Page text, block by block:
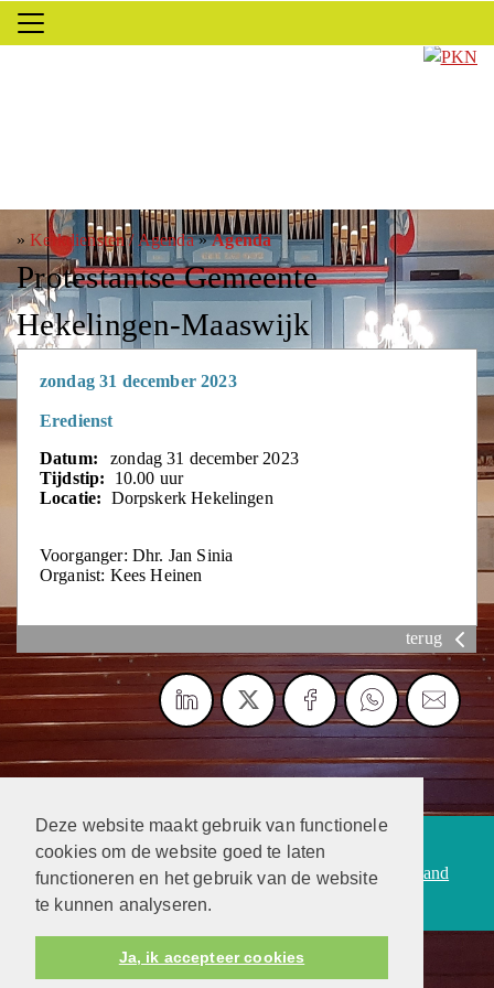
Deze website maakt gebruik van functionele
cookies om de website goed te laten
functioneren en het gebruik van de website
te kunnen analyseren.
Ja, ik accepteer cookies
»Kerkdiensten / Agenda»Agenda
Protestantse Gemeente
Hekelingen-Maaswijk
zondag 31 december 2023
Eredienst
Datum:
zondag 31 december 2023
Tijdstip:
10.00 uur
Locatie: Dorpskerk Hekelingen
Voorganger: Dhr. Jan Sinia
Organist: Kees Heinen
terug
Protestantsekerk.net is een samenwerking tussen de
dienstenorganisatie van deProtestantse Kerk in Nederland
enHuman Content Mediaproducties B.V.